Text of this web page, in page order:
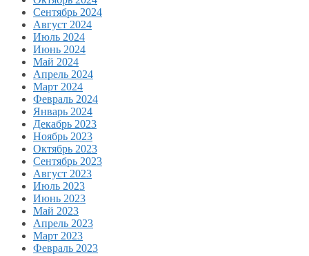
Сентябрь 2024
Август 2024
Июль 2024
Июнь 2024
Май 2024
Апрель 2024
Март 2024
Февраль 2024
Январь 2024
Декабрь 2023
Ноябрь 2023
Октябрь 2023
Сентябрь 2023
Август 2023
Июль 2023
Июнь 2023
Май 2023
Апрель 2023
Март 2023
Февраль 2023